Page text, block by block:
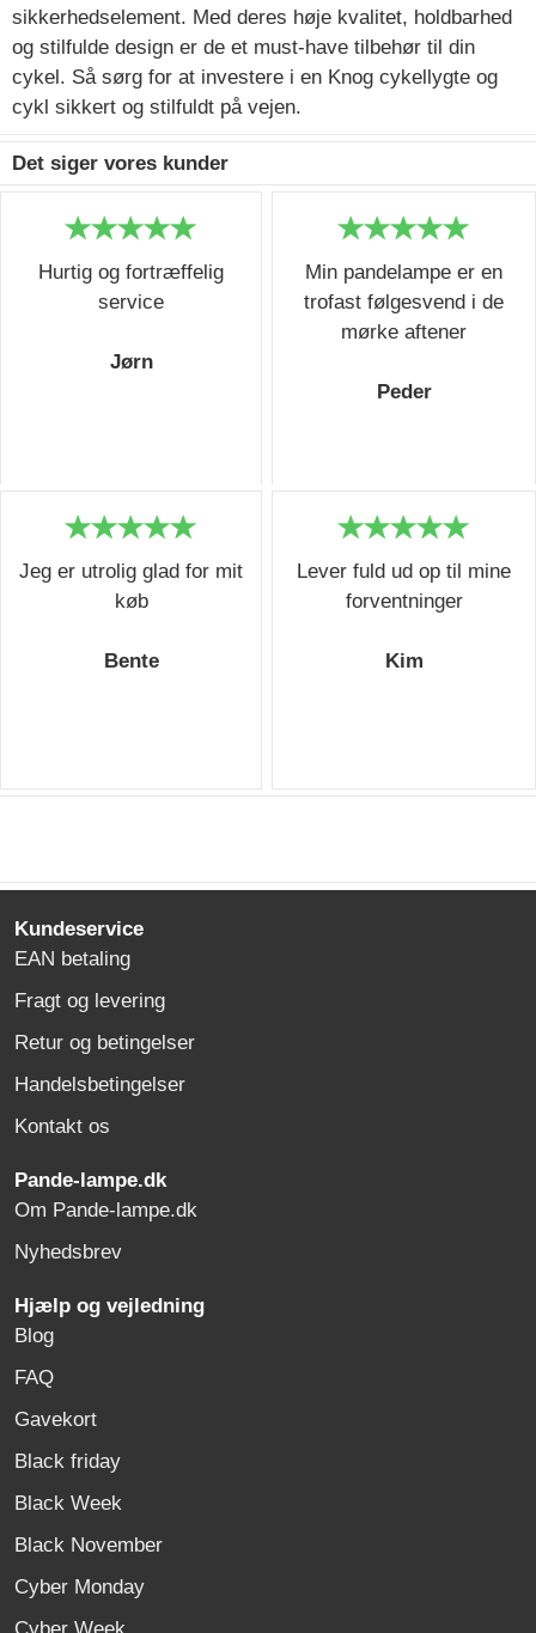
sikkerhedselement. Med deres høje kvalitet, holdbarhed
og stilfulde design er de et must-have tilbehør til din
cykel. Så sørg for at investere i en Knog cykellygte og
cykl sikkert og stilfuldt på vejen.
Det siger vores kunder
Hurtig og fortræffelig
service
Jørn
Min pandelampe er en
trofast følgesvend i de
mørke aftener
Peder
Jeg er utrolig glad for mit
køb
Bente
Lever fuld ud op til mine
forventninger
Kim
Kundeservice
EAN betaling
Fragt og levering
Retur og betingelser
Handelsbetingelser
Kontakt os
Pande-lampe.dk
Om Pande-lampe.dk
Nyhedsbrev
Hjælp og vejledning
Blog
FAQ
Gavekort
Black friday
Black Week
Black November
Cyber Monday